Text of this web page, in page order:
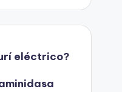
eléctrico?